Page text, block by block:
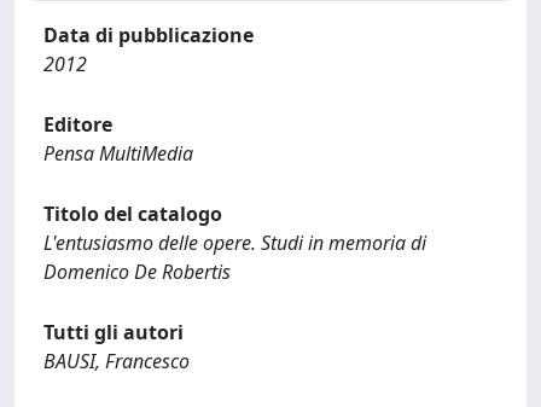
Data di pubblicazione
2012
Editore
Pensa MultiMedia
Titolo del catalogo
L'entusiasmo delle opere. Studi in memoria di
Domenico De Robertis
Tutti gli autori
BAUSI, Francesco